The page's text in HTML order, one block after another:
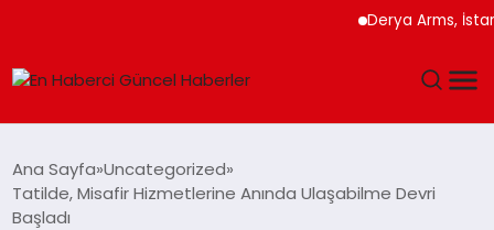
Derya Arms, İstanbul
SPOR
Ana Sayfa Uncategorized
Tatilde, Misafir Hizmetlerine Anında Ulaşabilme Devri
Başladı